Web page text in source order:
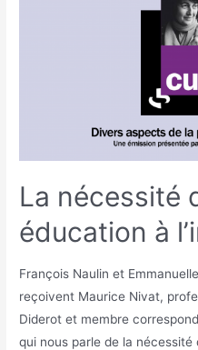
La nécessité
éducation à
François Naulin et
reçoivent Maurice Nivat,
Diderot et membre
qui nous parle de la nécessité